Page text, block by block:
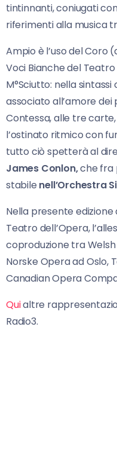
tintinnanti, coniugati
riferimenti alla musica
Ampio è l’uso del Coro
Voci Bianche del
M°Sciutto: nella
associato all’amore
Contessa, alle tre
l’ostinato ritmico con
tutto ciò spetterà al
James Conlon,che fra
stabile nell’Orchestra
Nella presente edizione
Teatro dell’Opera,
coproduzione tra
Norske Opera ad Oslo,
Canadian Opera
Quialtre
Radio3.